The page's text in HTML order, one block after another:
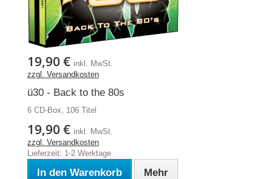
19,90 € inkl. MwSt.
zzgl. Versandkosten
ü30 - Back to the 80s
6 CD-Box, 106 Titel
19,90 € inkl. MwSt.
zzgl. Versandkosten
Lieferzeit: 1-2 Werktage
In den Warenkorb Mehr